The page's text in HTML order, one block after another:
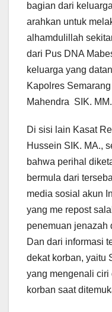
bagian dari
arahkan untuk
alhamdulillah
dari Pus DNA
keluarga yang
Kapolres
Mahendra SIK.
Di sisi lain Kasat
Hussein SIK. MA.,
bahwa perihal
bermula dari
media sosial akun
yang me repost
penemuan jenazah
Dan dari informasi
dekat korban, yaitu
yang mengenali
korban saat